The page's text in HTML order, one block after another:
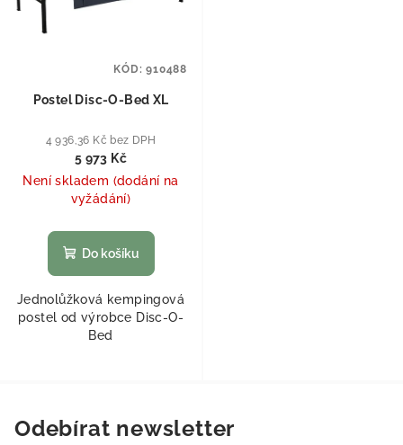
Postel Disc-O-Bed XL
4 936,36 Kč bez DPH
5 973 Kč
Není skladem (dodání na
vyžádání)
Do košíku
Jednolůžková kempingová
postel od výrobce Disc-O-
Bed
KÓD:910488
Odebírat newsletter